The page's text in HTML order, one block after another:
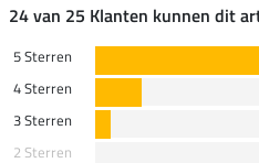
24 van 25 Klanten kunnen dit
5 Sterren
4 Sterren
3 Sterren
2 Sterren